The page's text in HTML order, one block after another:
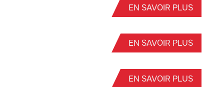
EN SAVOIR PLUS
EN SAVOIR PLUS
EN SAVOIR PLUS